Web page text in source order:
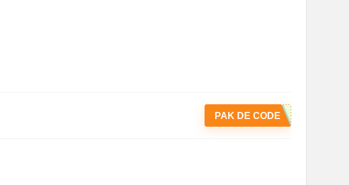
PAK DE CODE